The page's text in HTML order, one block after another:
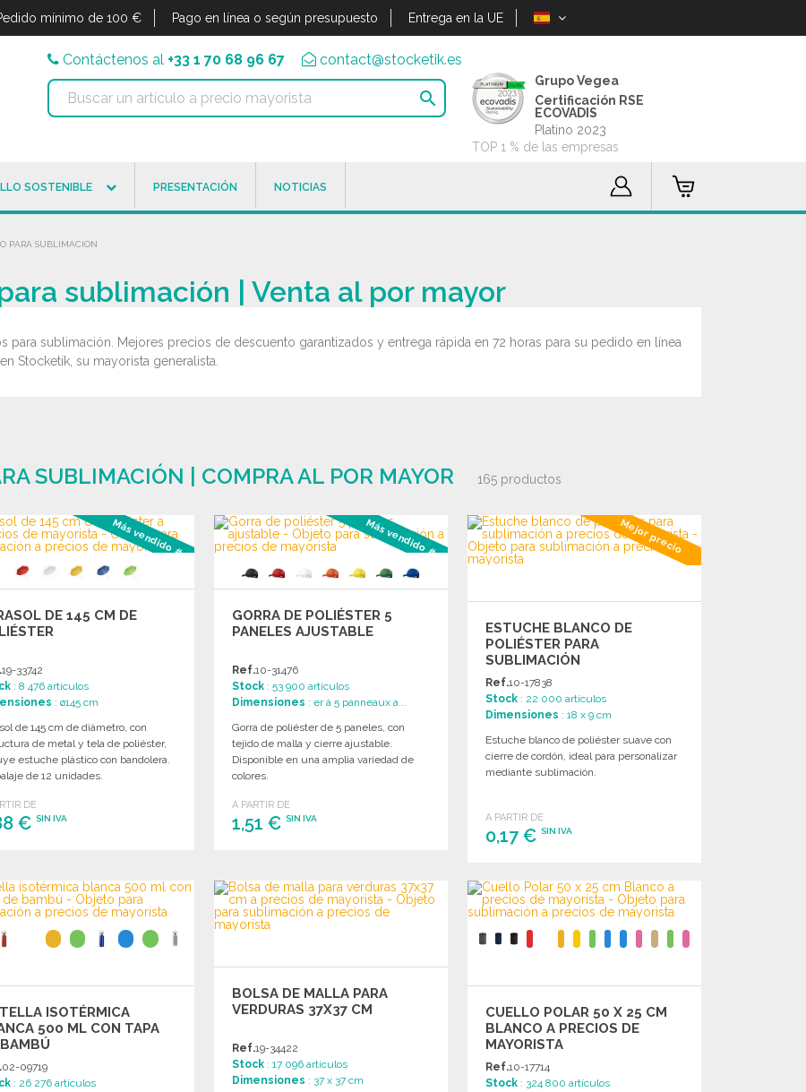
mínimo de 100 € Pago en línea o según presupuesto Entrega en la UE
Contáctenos al +33 1 70 68 96 67 contact@stocketik.es

Grupo Vegea
Certificación RSE
ECOVADIS
Platino 2023
TOP 1 % de las empresas
SOSTENIBLE PRESENTACIÓN NOTICIAS
PARA SUBLIMACIÓN
sublimación | Venta al por mayor
para sublimación. Mejores precios de descuento garantizados y entrega rápida en 72 horas para su pedido en línea
Stocketik, su mayorista generalista.
SUBLIMACIÓN | COMPRA AL POR MAYOR 165 productos
Más vendido #2
DE 145 CM DE
19-33742
: 8 476 artículos
: ø145 cm
de 145 cm de diámetro, con
de metal y tela de poliéster,
estuche plástico con bandolera.
de 12 unidades.
DE
€SIN IVA
Solicitar un presupuesto
Más vendido #3
GORRA DE POLIÉSTER 5
PANELES AJUSTABLE
Ref.10-31476
Stock : 53 900 artículos
Dimensiones : er à 5 panneaux a...
Gorra de poliéster de 5 paneles, con
tejido de malla y cierre ajustable.
Disponible en una amplia variedad de
colores.
A PARTIR DE
1,51 €SIN IVA
Solicitar un presupuesto
Mejor precio
ESTUCHE BLANCO DE
POLIÉSTER PARA
SUBLIMACIÓN
Ref.10-17838
Stock : 22 000 artículos
Dimensiones : 18 x 9 cm
Estuche blanco de poliéster suave con
cierre de cordón, ideal para personalizar
mediante sublimación.
A PARTIR DE
0,17 €SIN IVA
Solicitar un presupuesto
ISOTÉRMICA
500 ML CON TAPA
02-09719
: 26 276 artículos
BOLSA DE MALLA PARA
VERDURAS 37X37 CM
Ref.19-34422
Stock : 17 096 artículos
Dimensiones : 37 x 37 cm
CUELLO POLAR 50 X 25 CM
BLANCO A PRECIOS DE
MAYORISTA
Ref.10-17714
Stock : 324 800 artículos